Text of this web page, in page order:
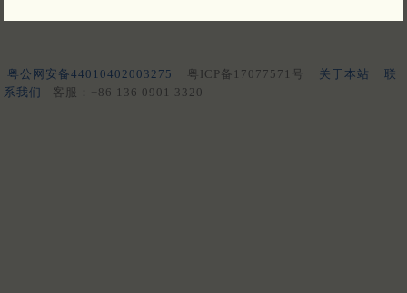
粤公网安备44010402003275 粤ICP备17077571号 关于本站
联
系我们
客服：+86 136 0901 3320